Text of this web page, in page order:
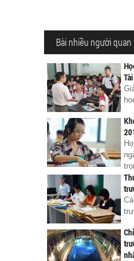
Bài nhiều người quan